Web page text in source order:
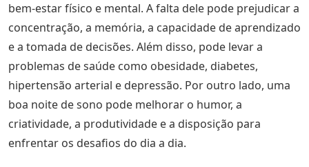
bem-estar físico e mental. A falta dele pode prejudicar a
concentração, a memória, a capacidade de aprendizado
e a tomada de decisões. Além disso, pode levar a
problemas de saúde como obesidade, diabetes,
hipertensão arterial e depressão. Por outro lado, uma
boa noite de sono pode melhorar o humor, a
criatividade, a produtividade e a disposição para
enfrentar os desafios do dia a dia.